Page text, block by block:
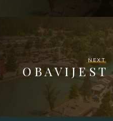
NEXT
O B A V I J E S T